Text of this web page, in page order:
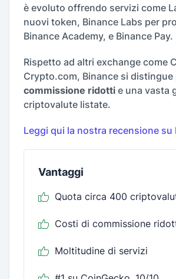
è evoluto offrendo servizi come
nuovi token, Binance Labs per
Binance Academy, e Binance Pay.
Rispetto ad altri exchange come
Crypto.com, Binance si distingue
commissione ridotti e una vasta
criptovalute listate.
Leggi qui la nostra recensione su
Vantaggi
Quota circa 400
Costi di commissione
Moltitudine di servizi